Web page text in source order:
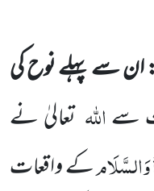
: ان سے پہلے نوح کی
سےاللہ تعالیٰ نے
کے واقعات